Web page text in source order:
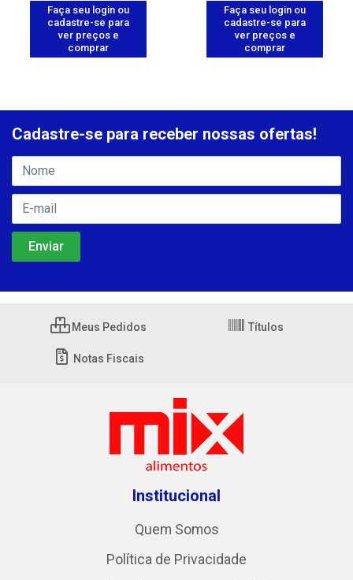
Faça seu login ou
cadastre-se para
ver preços e
comprar
Faça seu login ou
cadastre-se para
ver preços e
comprar
Cadastre-se para receber nossas ofertas!
Meus Pedidos Títulos
Notas Fiscais
Institucional
Quem Somos
Política de Privacidade